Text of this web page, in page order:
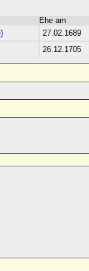
Ehe am
27.02.1689
26.12.1705